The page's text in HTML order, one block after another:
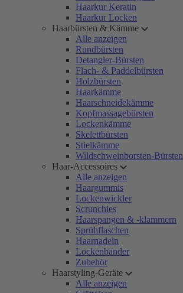
Haarkur Keratin
Haarkur Locken
Haarbürsten & Kämme
Alle anzeigen
Rundbürsten
Detangler-Bürsten
Flach- & Paddelbürsten
Holzbürsten
Haarkämme
Haarschneidekämme
Kopfmassagebürsten
Lockenkämme
Skelettbürsten
Stielkämme
Wildschweinborsten-Bürsten
Haar-Accessoires
Alle anzeigen
Haargummis
Lockenwickler
Scrunchies
Haarspangen & -klammern
Sprühflaschen
Haarnadeln
Lockenbänder
Zubehör
Haarstyling-Geräte
Alle anzeigen